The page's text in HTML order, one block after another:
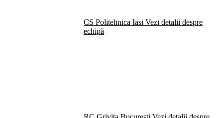
CS Politehnica Iasi Vezi detalii despre
echipă